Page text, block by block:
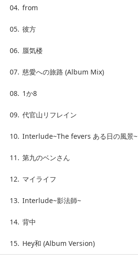
04. from
05. 彼方
06. 蜃気楼
07. 慈愛への旅路 (Album Mix)
08. 1か8
09. 代官山リフレイン
10. Interlude~The fevers ある日の風景~
11. 第九のベンさん
12. マイライフ
13. Interlude~影法師~
14. 背中
15. Hey和 (Album Version)